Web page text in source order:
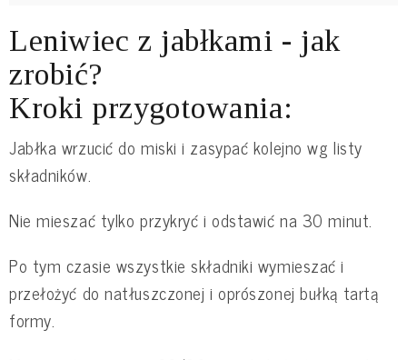
Leniwiec z jabłkami - jak
zrobić?
Kroki przygotowania:
Jabłka wrzucić do miski i zasypać kolejno wg listy
składników.
Nie mieszać tylko przykryć i odstawić na 30 minut.
Po tym czasie wszystkie składniki wymieszać i
przełożyć do natłuszczonej i oprószonej bułką tartą
formy.